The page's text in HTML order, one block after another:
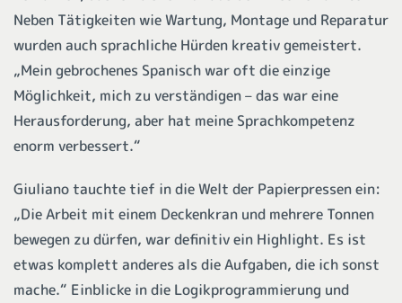
Neben Tätigkeiten wie Wartung, Montage und Reparatur
wurden auch sprachliche Hürden kreativ gemeistert.
„Mein gebrochenes Spanisch war oft die einzige
Möglichkeit, mich zu verständigen – das war eine
Herausforderung, aber hat meine Sprachkompetenz
enorm verbessert.“
Giuliano tauchte tief in die Welt der Papierpressen ein:
„Die Arbeit mit einem Deckenkran und mehrere Tonnen
bewegen zu dürfen, war definitiv ein Highlight. Es ist
etwas komplett anderes als die Aufgaben, die ich sonst
mache.“ Einblicke in die Logikprogrammierung und